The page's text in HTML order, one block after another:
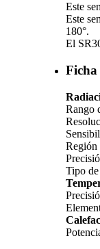
Este
Este
180°.
El
Ficha
Rango
Región
Tipo de